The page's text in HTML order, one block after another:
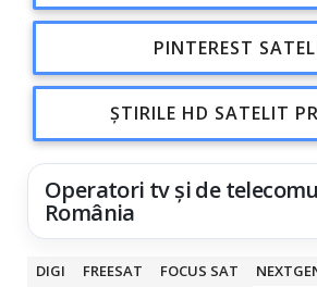
PINTEREST
ȘTIRILE HD SATELIT
Operatori tv și de
România
DIGI FREESAT FOCUS SAT